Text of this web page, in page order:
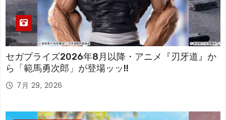
セガプライズ2026年8月以降・アニメ『刃牙道』か
ら「範馬勇次郎」が登場ッッ!!
7月 29, 2026